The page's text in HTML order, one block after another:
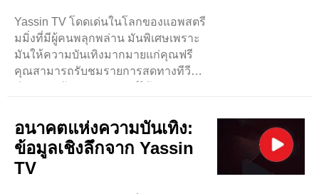
Yassin TV โดดเด่นในโลกของแอพสตรี
มมิ่งที่มีผู้คนพลุกพล่าน มันพิเศษเพราะ
มันให้ความบันเทิงมากมายแก่คุณฟรี
คุณสามารถรับชมรายการสดทางทีวี
อนาคตแห่งความบันเทิง:
ข้อมูลเชิงลึกจาก Yassin
TV